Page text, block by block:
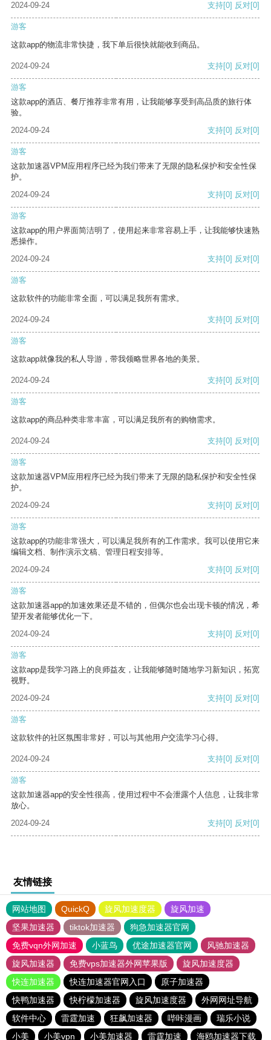
2024-09-24
支持[0] 反对[0]
游客
这款app的物流非常快捷，我下单后很快就能收到商品。
2024-09-24 支持[0] 反对[0]
游客
这款app的酒店、餐厅推荐非常有用，让我能够享受到高品质的旅行体
验。
2024-09-24
支持[0] 反对[0]
游客
这款加速器VPM应用程序已经为我们带来了无限的隐私保护和安全性保
护。
2024-09-24
支持[0] 反对[0]
游客
这款app的用户界面简洁明了，使用起来非常容易上手，让我能够快速熟
悉操作。
2024-09-24
支持[0] 反对[0]
游客
这款软件的功能非常全面，可以满足我所有需求。
2024-09-24 支持[0] 反对[0]
游客
这款app就像我的私人导游，带我领略世界各地的美景。
2024-09-24 支持[0] 反对[0]
游客
这款app的商品种类非常丰富，可以满足我所有的购物需求。
2024-09-24 支持[0] 反对[0]
游客
这款加速器VPM应用程序已经为我们带来了无限的隐私保护和安全性保
护。
2024-09-24
支持[0] 反对[0]
游客
这款app的功能非常强大，可以满足我所有的工作需求。我可以使用它来
编辑文档、制作演示文稿、管理日程安排等。
2024-09-24
支持[0] 反对[0]
游客
这款加速器app的加速效果还是不错的，但偶尔也会出现卡顿的情况，希
望开发者能够优化一下。
2024-09-24
支持[0] 反对[0]
游客
这款app是我学习路上的良师益友，让我能够随时随地学习新知识，拓宽
视野。
2024-09-24
支持[0] 反对[0]
游客
这款软件的社区氛围非常好，可以与其他用户交流学习心得。
2024-09-24 支持[0] 反对[0]
游客
这款加速器app的安全性很高，使用过程中不会泄露个人信息，让我非常
放心。
2024-09-24
支持[0] 反对[0]
友情链接
网站地图 QuickQ 旋风加速度器
旋风加速
坚果加速器
tiktok加速器
狗急加速器官网
免费vqn外网加速
小蓝鸟 优途加速器官网
风驰加速器
旋风加速器
免费vps加速器外网苹果版
旋风加速度器
快连加速器
快连加速器官网入口
原子加速器
快鸭加速器
快柠檬加速器 旋风加速度器
外网网址导航
软件中心
雷霆加速 狂飙加速器 哔咔漫画
瑞乐小说
小美
小美vpn 小美加速器 雷霆加速 海鸥加速器下载